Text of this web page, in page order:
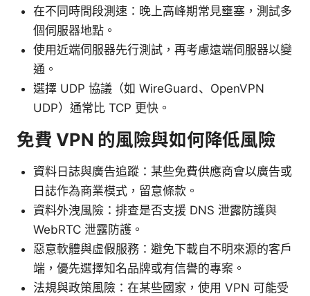
在不同時間段測速：晚上高峰期常見壅塞，測試多
個伺服器地點。
使用近端伺服器先行測試，再考慮遠端伺服器以變
通。
選擇 UDP 協議（如 WireGuard、OpenVPN
UDP）通常比 TCP 更快。
免費 VPN 的風險與如何降低風險
資料日誌與廣告追蹤：某些免費供應商會以廣告或
日誌作為商業模式，留意條款。
資料外洩風險：排查是否支援 DNS 泄露防護與
WebRTC 泄露防護。
惡意軟體與虛假服務：避免下載自不明來源的客戶
端，優先選擇知名品牌或有信譽的專案。
法規與政策風險：在某些國家，使用 VPN 可能受